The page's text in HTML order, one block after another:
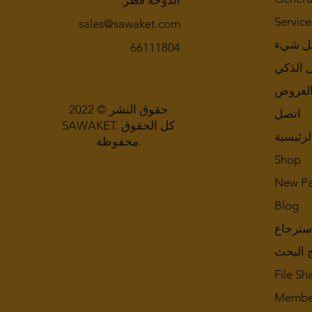
sales@sawaket.com
66111804
حقوق النشر © 2022
SAWAKET. كل الحقوق
محفوظة.
شيء
الذكي
اتصل
الرئيسية
Shop
New
Blog
البحث
File